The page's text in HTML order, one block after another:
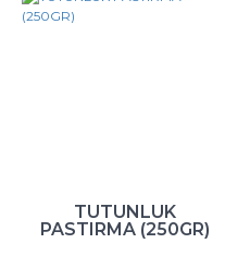
TÜTÜNLÜK
PASTIRMA (250GR)